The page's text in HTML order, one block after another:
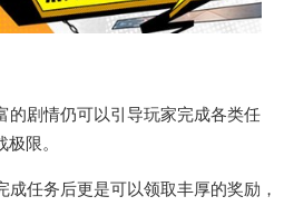
的剧情仍可以引导玩家完成各类任
限。
成任务后更是可以领取丰厚的奖励，